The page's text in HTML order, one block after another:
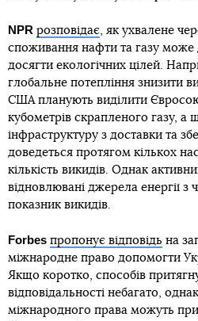
NPR розповідає, як ухвалене
споживання нафти та газу
досягти екологічних цілей.
глобальне потепління знизити
США планують виділити
кубометрів скрапленого газу, а
інфраструктуру з доставки та
доведеться протягом кількох
кількість викидів. Однак
відновлювані джерела енергії з
показник викидів.
Forbes пропонує відповідь на
міжнародне право допомогти
Якщо коротко, способів
відповідальності небагато,
міжнародного права можуть